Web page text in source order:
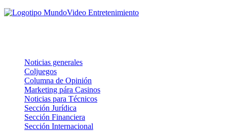
Noticias generales
Coljuegos
Columna de Opinión
Marketing pára Casinos
Noticias para Técnicos
Sección Jurídica
Sección Financiera
Sección Internacional